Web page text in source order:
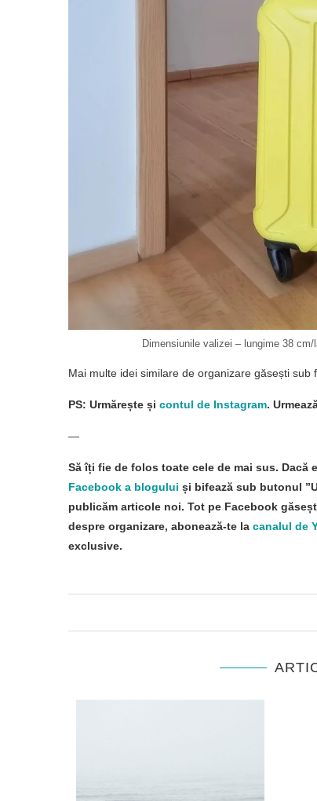
Dimensiunile valizei – lungime 38
Mai multe idei similare de organizare găsești
PS: Urmărește și contul de Instagram.
—
Să îți fie de folos toate cele de mai sus. Dacă
Facebook a blogului și bifează sub butonul
publicăm articole noi. Tot pe Facebook
despre organizare, abonează-te la canalul de
exclusive.